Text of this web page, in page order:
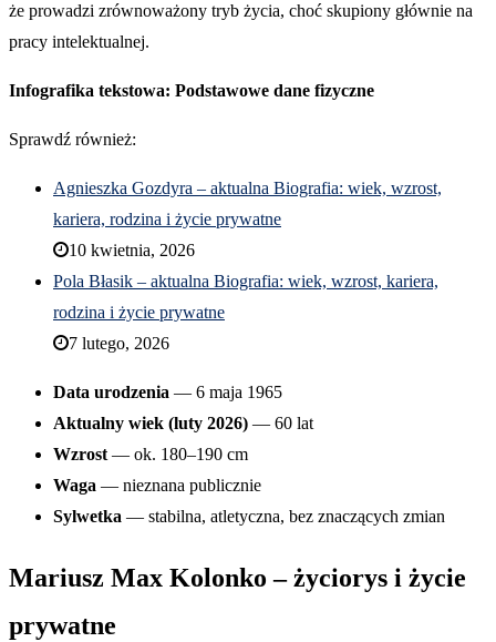
że prowadzi zrównoważony tryb życia, choć skupiony głównie na
pracy intelektualnej.
Infografika tekstowa: Podstawowe dane fizyczne
Sprawdź również:
Agnieszka Gozdyra – aktualna Biografia: wiek, wzrost,
kariera, rodzina i życie prywatne
10 kwietnia, 2026
Pola Błasik – aktualna Biografia: wiek, wzrost, kariera,
rodzina i życie prywatne
7 lutego, 2026
Data urodzenia — 6 maja 1965
Aktualny wiek (luty 2026) — 60 lat
Wzrost— ok. 180–190 cm
Waga — nieznana publicznie
Sylwetka — stabilna, atletyczna, bez znaczących zmian
Mariusz Max Kolonko – życiorys i życie
prywatne